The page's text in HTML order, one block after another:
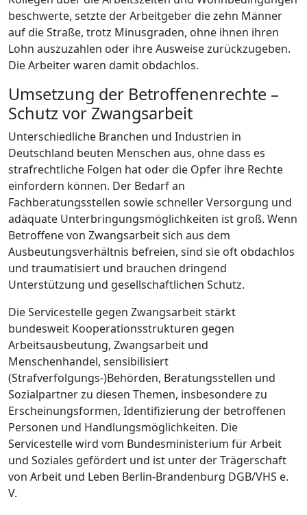
beschwerte, setzte der Arbeitgeber die zehn Männer
auf die Straße, trotz Minusgraden, ohne ihnen ihren
Lohn auszuzahlen oder ihre Ausweise zurückzugeben.
Die Arbeiter waren damit obdachlos.
Umsetzung der Betroffenenrechte –
Schutz vor Zwangsarbeit
Unterschiedliche Branchen und Industrien in
Deutschland beuten Menschen aus, ohne dass es
strafrechtliche Folgen hat oder die Opfer ihre Rechte
einfordern können. Der Bedarf an
Fachberatungsstellen sowie schneller Versorgung und
adäquate Unterbringungsmöglichkeiten ist groß. Wenn
Betroffene von Zwangsarbeit sich aus dem
Ausbeutungsverhältnis befreien, sind sie oft obdachlos
und traumatisiert und brauchen dringend
Unterstützung und gesellschaftlichen Schutz.
Die Servicestelle gegen Zwangsarbeit stärkt
bundesweit Kooperationsstrukturen gegen
Arbeitsausbeutung, Zwangsarbeit und
Menschenhandel, sensibilisiert
(Strafverfolgungs-)Behörden, Beratungsstellen und
Sozialpartner zu diesen Themen, insbesondere zu
Erscheinungsformen, Identifizierung der betroffenen
Personen und Handlungsmöglichkeiten. Die
Servicestelle wird vom Bundesministerium für Arbeit
und Soziales gefördert und ist unter der Trägerschaft
von Arbeit und Leben Berlin-Brandenburg DGB/VHS e.
V.